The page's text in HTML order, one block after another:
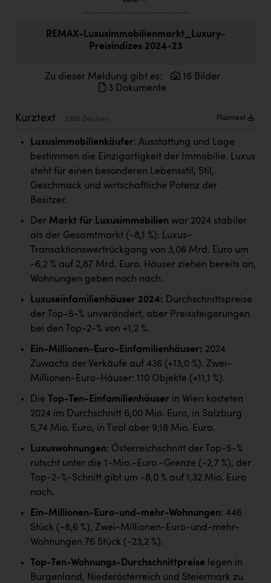
ERLUS AG
Firmenradl
HIG Infomotion Group
IFE Austria GmbH
Immotech
INTERSPAR
Jesolo
Jane Goodall Institute Austria
Kärcher
Karin Liedl
KEBA
KIWI Kinderwunsch Institut Dr. Loimer
KLIPP Frisör
Kremsmüller Anlagenbau GmbH
Oldtimer Raststationen und Motorhotels
Österreichischer Kachelofenverband
Passage Linz
PÜSPÖK
REMAX-Luxusimmobilienmarkt_Luxury-
Preisindizes 2024-23
Zu dieser Meldung gibt es:
16 Bilder
3 Dokumente
Kurztext 2365 Zeichen Plaintext
Luxusimmobilienkäufer: Ausstattung und Lage
bestimmen die Einzigartigkeit der Immobilie. Luxus
steht für einen besonderen Lebensstil, Stil,
Geschmack und wirtschaftliche Potenz der
Besitzer.
Der Markt für Luxusimmobilien war 2024 stabiler
als der Gesamtmarkt (-8,1 %): Luxus-
Transaktionswertrückgang von 3,06 Mrd. Euro um
-6,2 % auf 2,87 Mrd. Euro. Häuser ziehen bereits an,
Wohnungen geben noch nach.
Luxuseinfamilienhäuser 2024: Durchschnittspreise
der Top-5-% unverändert, aber Preissteigerungen
bei den Top-2-% von +1,2 %.
Ein-Millionen-Euro-Einfamilienhäuser: 2024
Zuwachs der Verkäufe auf 436 (+13,0 %). Zwei-
Millionen-Euro-Häuser: 110 Objekte (+11,1 %).
Die Top-Ten-Einfamilienhäuser in Wien kosteten
2024 im Durchschnitt 6,00 Mio. Euro, in Salzburg
5,74 Mio. Euro, in Tirol aber 9,18 Mio. Euro.
Luxuswohnungen: Österreichschnitt der Top-5-%
rutscht unter die 1-Mio.-Euro -Grenze (-2,7 %), der
Top-2-%-Schnitt gibt um -8,0 % auf 1,32 Mio. Euro
nach.
Ein-Millionen-Euro-und-mehr-Wohnungen: 446
Stück (-8,6 %), Zwei-Millionen-Euro-und-mehr-
Wohnungen 76 Stück (-23,2 %).
Top-Ten-Wohnungs-Durchschnittpreise
legen in
Burgenland, Niederösterreich und Steiermark zu.